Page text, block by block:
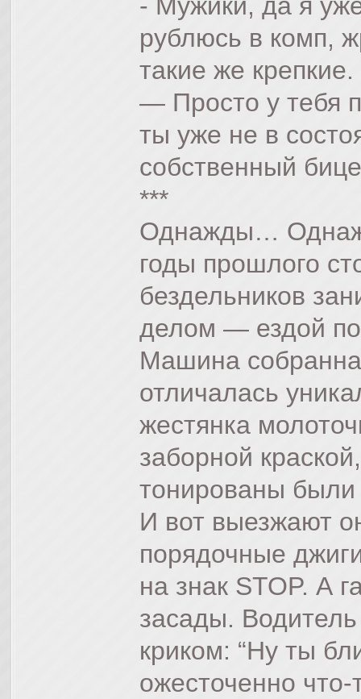
рублюсь в комп,
такие же крепкие.
— Просто у тебя
ты уже не в
собственный
***
Однажды…
годы прошлого
бездельников
делом — ездой
Машина
отличалась
жестянка
заборной
тонированы
И вот выезжают
порядочные
на знак STOP. А
засады.
криком: “Ну ты
ожесточенно что-